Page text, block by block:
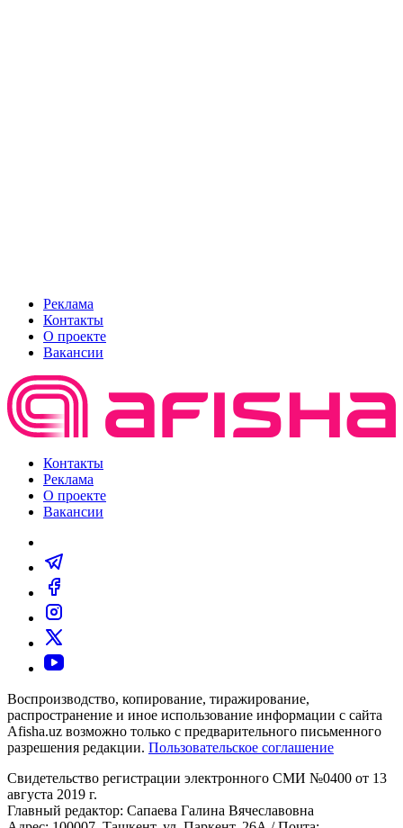
Реклама
Контакты
О проекте
Вакансии
Контакты
Реклама
О проекте
Вакансии
Воспроизводство, копирование, тиражирование,
распространение и иное использование информации с сайта
Afisha.uz возможно только с предварительного письменного
разрешения редакции. Пользовательское соглашение
Свидетельство регистрации электронного СМИ №0400 от 13
августа 2019 г.
Главный редактор: Сапаева Галина Вячеславовна